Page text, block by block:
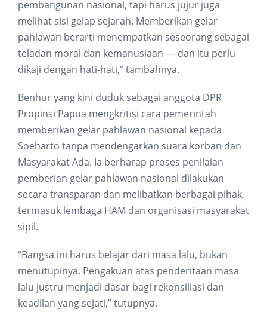
pembangunan nasional, tapi harus jujur juga
melihat sisi gelap sejarah. Memberikan gelar
pahlawan berarti menempatkan seseorang sebagai
teladan moral dan kemanusiaan — dan itu perlu
dikaji dengan hati-hati,” tambahnya.
Benhur yang kini duduk sebagai anggota DPR
Propinsi Papua mengkritisi cara pemerintah
memberikan gelar pahlawan nasional kepada
Soeharto tanpa mendengarkan suara korban dan
Masyarakat Ada. Ia berharap proses penilaian
pemberian gelar pahlawan nasional dilakukan
secara transparan dan melibatkan berbagai pihak,
termasuk lembaga HAM dan organisasi masyarakat
sipil.
“Bangsa ini harus belajar dari masa lalu, bukan
menutupinya. Pengakuan atas penderitaan masa
lalu justru menjadi dasar bagi rekonsiliasi dan
keadilan yang sejati,” tutupnya.